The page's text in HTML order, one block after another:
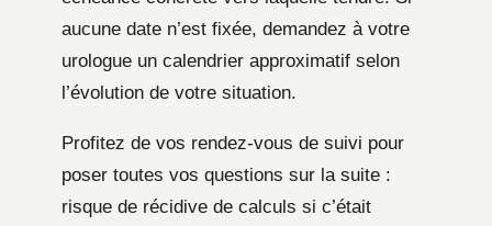
aucune date n’est fixée, demandez à votre
urologue un calendrier approximatif selon
l’évolution de votre situation.
Profitez de vos rendez-vous de suivi pour
poser toutes vos questions sur la suite :
risque de récidive de calculs si c’était